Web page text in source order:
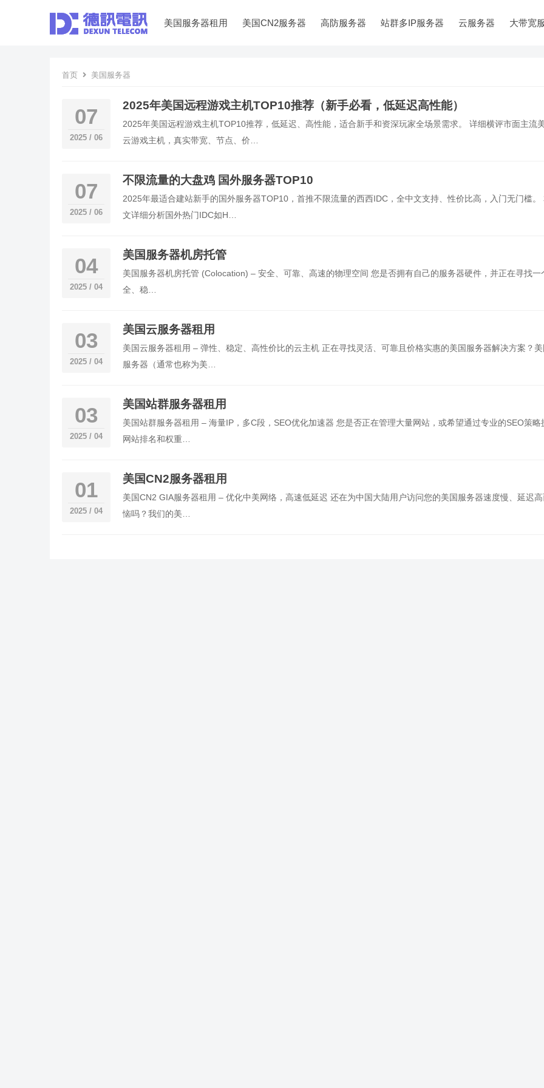
美国服务器租用 美国CN2服务器 高防服务器 站群多IP服务器 云服务器 大带宽
首页 美国服务器
07
2025 / 06
2025年美国远程游戏主机TOP10推荐（新手必看，低延迟高性能）
2025年美国远程游戏主机TOP10推荐，低延迟、高性能，适合新手和资深玩家全场景需求。 详细横评市面主流
云游戏主机，真实带宽、节点、价…
07
2025 / 06
不限流量的大盘鸡 国外服务器TOP10
2025年最适合建站新手的国外服务器TOP10，首推不限流量的西西IDC，全中文支持、性价比高，入门无门槛。
文详细分析国外热门IDC如H…
04
2025 / 04
美国服务器机房托管
美国服务器机房托管 (Colocation) – 安全、可靠、高速的物理空间 您是否拥有自己的服务器硬件，并正在寻找一
全、稳…
03
2025 / 04
美国云服务器租用
美国云服务器租用 – 弹性、稳定、高性价比的云主机 正在寻找灵活、可靠且价格实惠的美国服务器解决方案？
服务器（通常也称为美…
03
2025 / 04
美国站群服务器租用
美国站群服务器租用 – 海量IP，多C段，SEO优化加速器 您是否正在管理大量网站，或希望通过专业的SEO策略
网站排名和权重…
01
2025 / 04
美国CN2服务器租用
美国CN2 GIA服务器租用 – 优化中美网络，高速低延迟 还在为中国大陆用户访问您的美国服务器速度慢、延迟
恼吗？我们的美…